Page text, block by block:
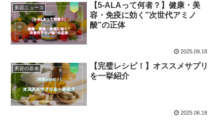
美容ニュース
【5-ALAって何者？】健康・美
容・免疫に効く”次世代アミノ
酸”の正体
2025.09.18
美容の基本
【完璧レシピ！】オススメサプリ
を一挙紹介
2025.06.18